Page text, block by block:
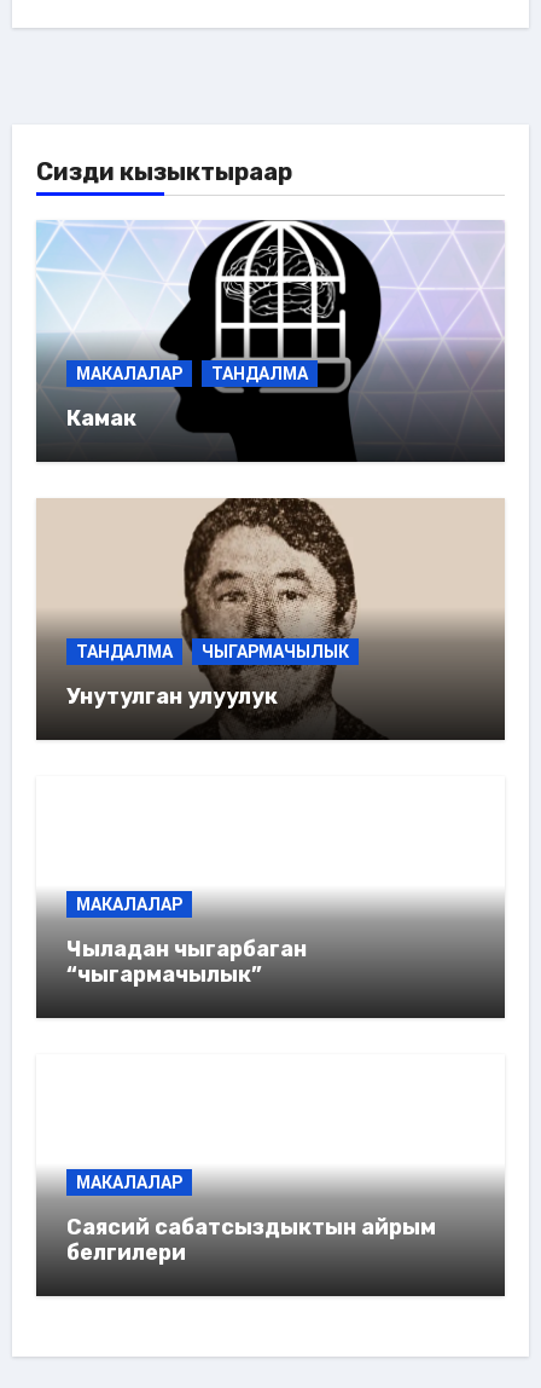
Сизди кызыктыраар
МАКАЛАЛАР ТАНДАЛМА
Камак
ТАНДАЛМА ЧЫГАРМАЧЫЛЫК
Унутулган улуулук
МАКАЛАЛАР
Чыладан чыгарбаган
“чыгармачылык”
МАКАЛАЛАР
Саясий сабатсыздыктын айрым
белгилери